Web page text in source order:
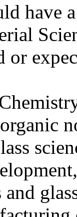
have
or